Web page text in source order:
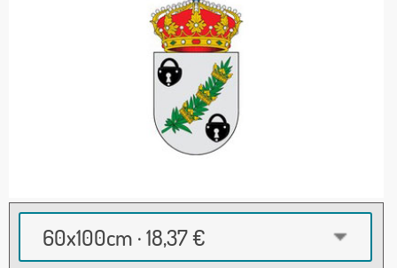
60x100cm · 18,37 €